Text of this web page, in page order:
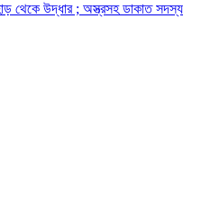
থেকে উদ্ধার ; অস্ত্রসহ ডাকাত সদস্য